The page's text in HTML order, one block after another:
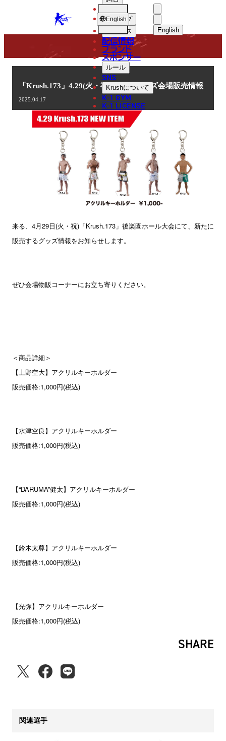
KRUSH English
한국어
ショップ
ニュース
配信情報
ブランド
スポンサー
ルール
SNS
Krushについて
K-1 GYM
K-1 LICENSE
English
NEWS
ニュース
「Krush.173」4.29(火・祝)後楽園 グッズ会場販売情報
2025.04.17
来る、4月29日(火・祝)「Krush.173」後楽園ホール大会にて、新たに
販売するグッズ情報をお知らせします。
ぜひ会場物販コーナーにお立ち寄りください。
＜商品詳細＞
【上野空大】アクリルキーホルダー
販売価格:1,000円(税込)
【水津空良】アクリルキーホルダー
販売価格:1,000円(税込)
【“DARUMA”健太】アクリルキーホルダー
販売価格:1,000円(税込)
【鈴木太尊】アクリルキーホルダー
販売価格:1,000円(税込)
【光弥】アクリルキーホルダー
販売価格:1,000円(税込)
SHARE
関連選手